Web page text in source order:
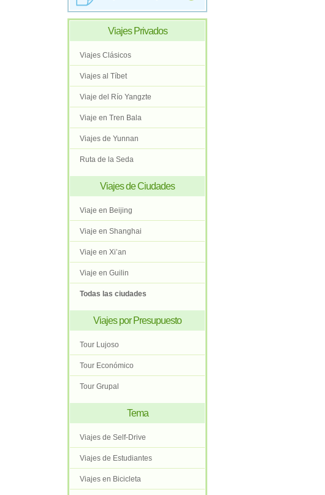
Viajes Privados
Viajes Clásicos
Viajes al Tíbet
Viaje del Río Yangzte
Viaje en Tren Bala
Viajes de Yunnan
Ruta de la Seda
Viajes de Ciudades
Viaje en Beijing
Viaje en Shanghai
Viaje en Xi’an
Viaje en Guilin
Todas las ciudades
Viajes por Presupuesto
Tour Lujoso
Tour Económico
Tour Grupal
Tema
Viajes de Self-Drive
Viajes de Estudiantes
Viajes en Bicicleta